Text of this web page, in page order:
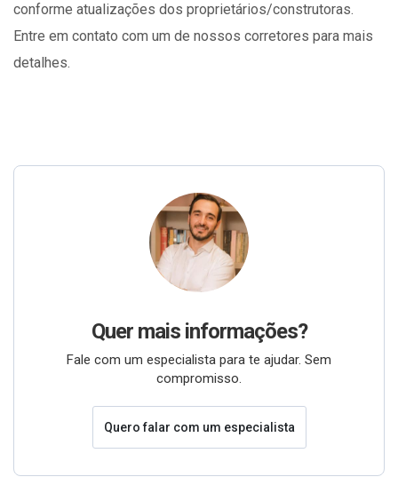
conforme atualizações dos proprietários/construtoras.
Entre em contato com um de nossos corretores para mais
detalhes.
Quer mais informações?
Fale com um especialista para te ajudar. Sem
compromisso.
Quero falar com um especialista